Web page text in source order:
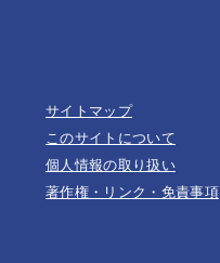
サイトマップ
このサイトについて
個人情報の取り扱い
著作権・リンク・免責事項